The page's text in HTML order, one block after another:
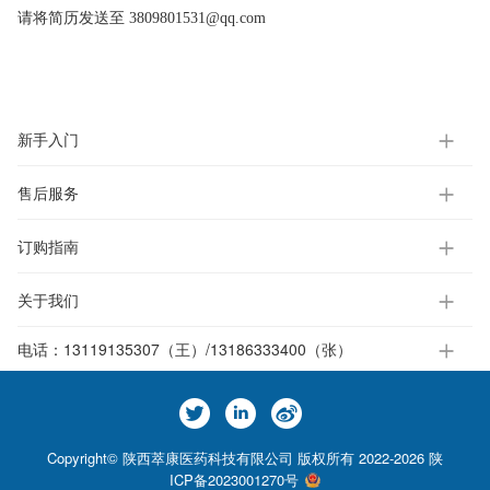
请将简历发送至 3809801531@qq.com
新手入门
售后服务
订购指南
关于我们
电话： 13119135307（王）/13186333400（张）
Copyright© 陕西萃康医药科技有限公司 版权所有 2022-2026 陕
ICP备2023001270号